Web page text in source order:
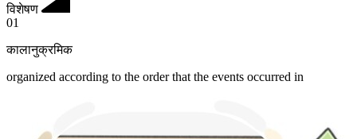
विशेषण
01
कालानुक्रमिक
organized according to the order that the events occurred in